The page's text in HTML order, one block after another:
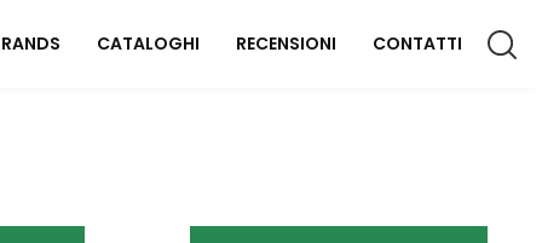
CATALOGHI RECENSIONI CONTATTI